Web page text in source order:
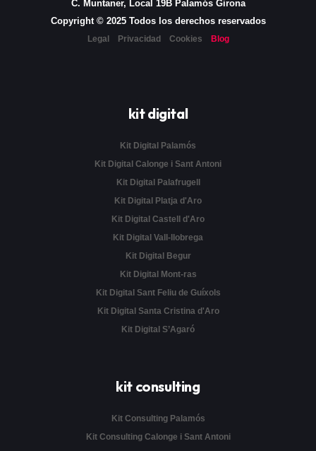
C. Muntaner, Local 19B Palamós Girona
Copyright © 2025 Todos los derechos reservados
Legal Privacidad Cookies Blog
kit digital
Kit Digital Palamós
Kit Digital Calonge i Sant Antoni
Kit Digital Palafrugell
Kit Digital Platja d'Aro
Kit Digital Castell d'Aro
Kit Digital Vall-llobrega
Kit Digital Begur
Kit Digital Mont-ras
Kit Digital Sant Feliu de Guíxols
Kit Digital Santa Cristina d'Aro
Kit Digital S’Agaró
kit consulting
Kit Consulting Palamós
Kit Consulting Calonge i Sant Antoni